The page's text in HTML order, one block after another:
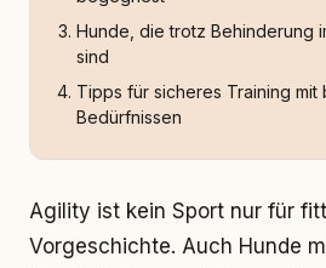
Hunde, die trotz Behinderung
sind
Tipps für sicheres Training mit
Bedürfnissen
Agility ist kein Sport nur für
Vorgeschichte. Auch Hunde